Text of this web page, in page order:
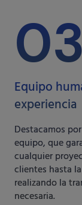
03
Equipo
experiencia
Destacamos
equipo, que
cualquier
clientes hasta
realizando la
necesaria.